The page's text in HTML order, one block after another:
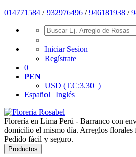
014771584 /932976496 /946181938 /
Iniciar Sesion
Regístrate
0
PEN
USD (T.C:3.30 )
Español | Inglés
Florería en Lima Perú - Barranco con
domicilio el mismo día. Arreglos florales
Pedido fácil y seguro.
Productos